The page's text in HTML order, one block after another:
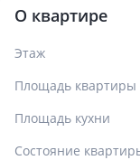
О квартире
Этаж
Площадь квартиры
Площадь кухни
Состояние